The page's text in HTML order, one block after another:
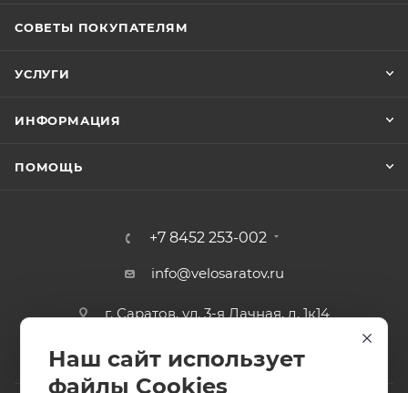
СОВЕТЫ ПОКУПАТЕЛЯМ
УСЛУГИ
ИНФОРМАЦИЯ
ПОМОЩЬ
+7 8452 253-002
info@velosaratov.ru
г. Саратов, ул. 3-я Дачная, д. 1к14
Наш сайт использует
файлы Cookies